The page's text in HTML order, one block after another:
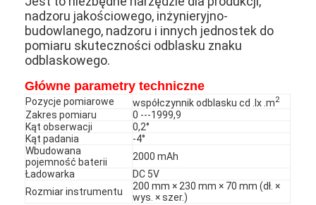
nadzoru jakościowego, inżynieryjno-
budowlanego, nadzoru i innych jednostek do
pomiaru skuteczności odblasku znaku
odblaskowego.
Główne parametry techniczne
Pozycje pomiarowe współczynnik odblasku cd .lx .m2
Zakres pomiaru
0 ---1999,9
Kąt obserwacji
0,2°
Kąt padania
-4°
Wbudowana
pojemność baterii
2000 mAh
Ładowarka
DC 5V
Rozmiar instrumentu
200 mm × 230 mm × 70 mm (dł. ×
wys. × szer.)